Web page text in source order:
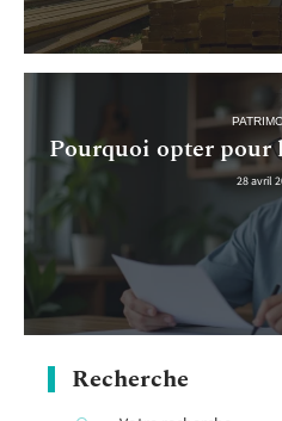
Pourquoi opter pour
28 avril
Recherche